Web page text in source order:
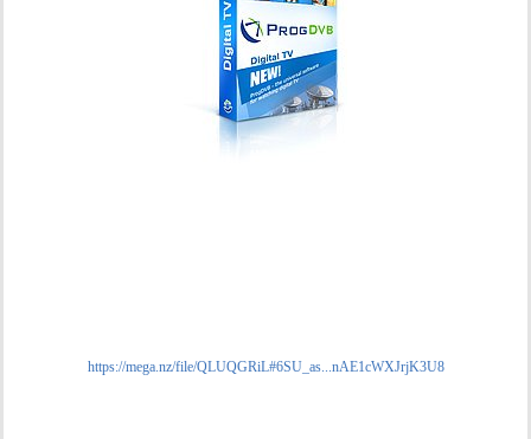
https://mega.nz/file/QLUQGRiL#6SU_as...nAE1cWXJrjK3U8